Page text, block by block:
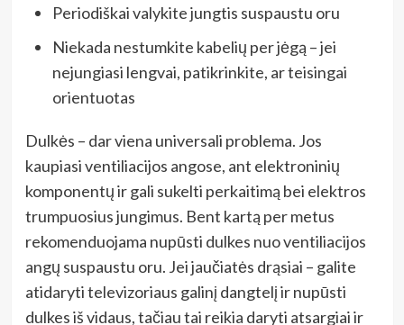
Periodiškai valykite jungtis suspaustu oru
Niekada nestumkite kabelių per jėgą – jei
nejungiasi lengvai, patikrinkite, ar teisingai
orientuotas
Dulkės – dar viena universali problema. Jos
kaupiasi ventiliacijos angose, ant elektroninių
komponentų ir gali sukelti perkaitimą bei elektros
trumpuosius jungimus. Bent kartą per metus
rekomenduojama nupūsti dulkes nuo ventiliacijos
angų suspaustu oru. Jei jaučiatės drąsiai – galite
atidaryti televizoriaus galinį dangtelį ir nupūsti
dulkes iš vidaus, tačiau tai reikia daryti atsargiai ir